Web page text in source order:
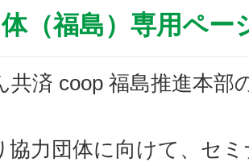
（福島）専用ペー
共済 coop 福島推進本部
協力団体に向けて、セ